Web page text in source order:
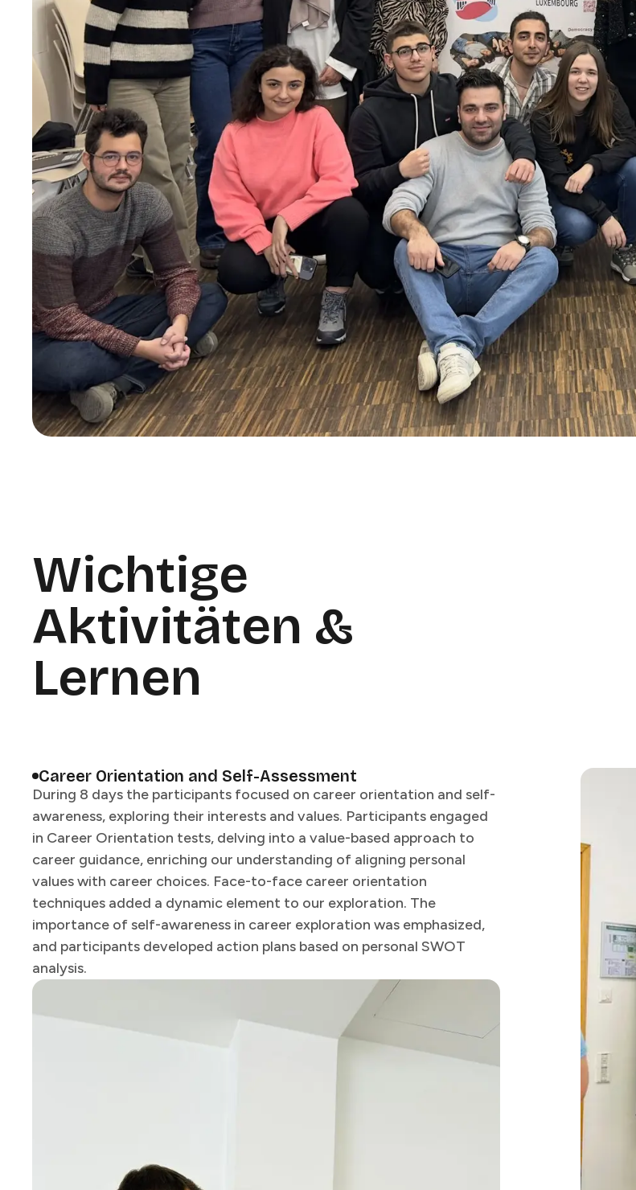
Wichtige
Aktivitäten &
Lernen
Career Orientation and Self-Assessment​​​​‌ ‍ ​‍​‍‌‍ ‌ ​‍‌‍‍‌‌‍‌ ‌‍‍‌‌‍ ‍​‍​‍​ ‍‍​‍​‍‌ ​ ‌‍​‌‌‍ ‍‌‍‍‌‌ ‌​‌ ‍‌​‍ ‍‌‍‍‌‌‍ ​‍​‍​‍ ​​‍​‍‌‍‍​‌ ​‍‌‍‌‌‌‍‌‍​‍​‍​ ‍‍​‍​‍​‍ ‌ ​ ‌ ‌​‌ ‌‌‌‍‌​‌‍‍‌‌‍ ​‍ ‌‍‍‌‌‍ ‍‌ ‌​‌‍‌‌‌‍ ‍‌ ‌​​‍ ‌‍‌‌‌‍‌​‌‍‍‌‌ ‌​​‍ ‌‍ ‌‌‍ ‌‍‌​‌‍‌‌​ ‌‌ ​​‌ ​‍‌‍‌‌‌ ​ ‌‍‌‌‌‍ ‍‌ ‌​‌‍​‌‌ ‌​‌‍‍‌‌‍ ‌‍ ‍​ ‍ ‌‍‍‌‌‍‌​​ ‌‌‍​‌‌‍​‌​ ​​​ ​‍​ ​‌‌‍‌​​ ‌‌​ ​‌​‍ ‌‌‍​ ​ ‌​​ ​ ​ ‍​​‍ ‌​ ‌​​ ‍‌‌‍‌​‌‍​ ​‍ ‌​ ‍​‌‍‌‌‌‍‌‌‌‍​ ​‍ ‌‌‍‌‍​ ​ ​ ‌​​ ​​​ ​​​ ‌‍​ ‌‍​ ​‌‌‍‌‍‌‍​‍​ ‌‍‌‍​‍​ ‍ ‌ ‌​‌ ‍‌‌ ​​‌‍‌‌​ ‌‌ ​​‌ ​‍‌‍ ‌‍‍‍‌‍‌‌‌‍​ ‌ ‌​​ ‍ ‌ ​​‌‍​‌‌ ‌​‌‍‍​​ ‌‌‍‍ ‌‍‌‌‌ ‍‌‌​​‌‌‍​ ‌ ‌​‌‍‍‌‌ ‌‍‌‍‍‌‌ ‌​‌‍‍‌‌‍‌‌‌ ​ ​‍‌‌​ ‌‌‌​​‍‌‌ ‌‍‍ ‌‍‌‌‌ ‍‌​‍‌‌​ ​ ‌​‌​​‍‌‌​ ​ ‌​‌​​‍‌‌​ ​‍​ ​‍​ ​‍​ ‍​​ ‌ ‌‍​‍‌‍‌‌​ ‌‍​ ‍‌‌‍‌‍​ ‌​‌‍‌‌​ ‌‌‌‍‌‍​‍‌‌​ ​‍​ ​‍​‍‌‌​ ‌‌‌​‌​​‍ ‍‌ ‌​‌‍‍‌‌ ‌​‌‍ ​‌‍‌‌​ ‌‍​‍‌‍​‌‌ ​ ‌‍‌‌‌‌‌‌‌ ​‍‌‍ ​​ ‌​‍‌‌​ ​‍‌​‌‍‌ ​ ‌ ‌​‌ ‌‌‌‍‌​‌‍‍‌‌‍ ​‍‌‍‌‍‍‌‌‍‌​​ ‌‌‍​‌‌‍​‌​ ​​​ ​‍​ ​‌‌‍‌​​ ‌‌​ ​‌​‍ ‌‌‍​ ​ ‌​​ ​ ​ ‍​​‍ ‌​ ‌​​ ‍‌‌‍‌​‌‍​ ​‍ ‌​ ‍​‌‍‌‌‌‍‌‌‌‍​ ​‍ ‌‌‍‌‍​ ​ ​ ‌​​ ​​​ ​​​ ‌‍​ ‌‍​ ​‌‌‍‌‍‌‍​‍​ ‌‍‌‍​‍​‍‌‍‌ ‌​‌ ‍‌‌ ​​‌‍‌‌​ ‌‌ ​​‌ ​‍‌‍ ‌‍‍‍‌‍‌‌‌‍​ ‌ ‌​​‍‌‍‌ ​​‌‍​‌‌ ‌​‌‍‍​​ ‌‌‍‍ ‌‍‌‌‌ ‍‌‌​​‌‌‍​ ‌ ‌​‌‍‍‌‌ ‌‍‌‍‍‌‌ ‌​‌‍‍‌‌‍‌‌‌ ​ ​‍‌‌​ ‌‌‌​​‍‌‌ ‌‍‍ ‌‍‌‌‌ ‍‌​‍‌‌​ ​ ‌​‌​​‍‌‌​ ​ ‌​‌​​‍‌‌​ ​‍​ ​‍​ ​‍​ ‍​​ ‌ ‌‍​‍‌‍‌‌​ ‌‍​ ‍‌‌‍‌‍​ ‌​‌‍‌‌​ ‌‌‌‍‌‍​‍‌‌​ ​‍​ ​‍​‍‌‌​ ‌‌‌​‌​​‍ ‍‌ ‌​‌‍‍‌‌ ‌​‌‍ ​‌‍‌‌​‍‌‍‌ ​​‌‍‌‌‌ ​‍‌ ​ ‌ ​​‌‍‌‌‌‍​ ‌ ‌​‌‍‍‌‌ ‌‍‌‍‌‌​ ‌‌ ​​‌ ‌‌‌‍​‍‌‍ ​‌‍‍‌‌ ​ ‌‍‍​‌‍‌‌‌‍‌​​‍​‍‌ ‌
During 8 days the participants focused on career orientation and self-
awareness, exploring their interests and values. Participants engaged
in Career Orientation tests, delving into a value-based approach to
career guidance, enriching our understanding of aligning personal
values with career choices. Face-to-face career orientation
techniques added a dynamic element to our exploration. The
importance of self-awareness in career exploration was emphasized,
and participants developed action plans based on personal SWOT
analysis. ​​​​‌ ‍ ​‍​‍‌‍ ‌ ​‍‌‍‍‌‌‍‌ ‌‍‍‌‌‍ ‍​‍​‍​ ‍‍​‍​‍‌ ​ ‌‍​‌‌‍ ‍‌‍‍‌‌ ‌​‌ ‍‌​‍ ‍‌‍‍‌‌‍ ​‍​‍​‍ ​​‍​‍‌‍‍​‌ ​‍‌‍‌‌‌‍‌‍​‍​‍​ ‍‍​‍​‍​‍ ‌ ​ ‌ ‌​‌ ‌‌‌‍‌​‌‍‍‌‌‍ ​‍ ‌‍‍‌‌‍ ‍‌ ‌​‌‍‌‌‌‍ ‍‌ ‌​​‍ ‌‍‌‌‌‍‌​‌‍‍‌‌ ‌​​‍ ‌‍ ‌‌‍ ‌‍‌​‌‍‌‌​ ‌‌ ​​‌ ​‍‌‍‌‌‌ ​ ‌‍‌‌‌‍ ‍‌ ‌​‌‍​‌‌ ‌​‌‍‍‌‌‍ ‌‍ ‍​ ‍ ‌‍‍‌‌‍‌​​ ‌‌‍​‌‌‍​‌​ ​​​ ​‍​ ​‌‌‍‌​​ ‌‌​ ​‌​‍ ‌‌‍​ ​ ‌​​ ​ ​ ‍​​‍ ‌​ ‌​​ ‍‌‌‍‌​‌‍​ ​‍ ‌​ ‍​‌‍‌‌‌‍‌‌‌‍​ ​‍ ‌‌‍‌‍​ ​ ​ ‌​​ ​​​ ​​​ ‌‍​ ‌‍​ ​‌‌‍‌‍‌‍​‍​ ‌‍‌‍​‍​ ‍ ‌ ‌​‌ ‍‌‌ ​​‌‍‌‌​ ‌‌ ​​‌ ​‍‌‍ ‌‍‍‍‌‍‌‌‌‍​ ‌ ‌​​ ‍ ‌ ​​‌‍​‌‌ ‌​‌‍‍​​ ‌‌‍‍ ‌‍‌‌‌ ‍‌‌​​‌‌‍​ ‌ ‌​‌‍‍‌‌ ‌‍‌‍‍‌‌ ‌​‌‍‍‌‌‍‌‌‌ ​ ​‍‌‌​ ‌‌‌​​‍‌‌ ‌‍‍ ‌‍‌‌‌ ‍‌​‍‌‌​ ​ ‌​‌​​‍‌‌​ ​ ‌​‌​​‍‌‌​ ​‍​ ​‍​ ​‍​ ‍​​ ‌ ‌‍​‍‌‍‌‌​ ‌‍​ ‍‌‌‍‌‍​ ‌​‌‍‌‌​ ‌‌‌‍‌‍​‍‌‌​ ​‍​ ​‍​‍‌‌​ ‌‌‌​‌​​‍ ‍‌‍‌​‌‍‌‌‌ ​ ‌‍​ ‌ ​‍‌‍‍‌‌ ​​‌ ‌​‌‍‍‌‌‍ ‌‍ ‍​ ‌‍​‍‌‍​‌‌ ​ ‌‍‌‌‌‌‌‌‌ ​‍‌‍ ​​ ‌​‍‌‌​ ​‍‌​‌‍‌ ​ ‌ ‌​‌ ‌‌‌‍‌​‌‍‍‌‌‍ ​‍‌‍‌‍‍‌‌‍‌​​ ‌‌‍​‌‌‍​‌​ ​​​ ​‍​ ​‌‌‍‌​​ ‌‌​ ​‌​‍ ‌‌‍​ ​ ‌​​ ​ ​ ‍​​‍ ‌​ ‌​​ ‍‌‌‍‌​‌‍​ ​‍ ‌​ ‍​‌‍‌‌‌‍‌‌‌‍​ ​‍ ‌‌‍‌‍​ ​ ​ ‌​​ ​​​ ​​​ ‌‍​ ‌‍​ ​‌‌‍‌‍‌‍​‍​ ‌‍‌‍​‍​‍‌‍‌ ‌​‌ ‍‌‌ ​​‌‍‌‌​ ‌‌ ​​‌ ​‍‌‍ ‌‍‍‍‌‍‌‌‌‍​ ‌ ‌​​‍‌‍‌ ​​‌‍​‌‌ ‌​‌‍‍​​ ‌‌‍‍ ‌‍‌‌‌ ‍‌‌​​‌‌‍​ ‌ ‌​‌‍‍‌‌ ‌‍‌‍‍‌‌ ‌​‌‍‍‌‌‍‌‌‌ ​ ​‍‌‌​ ‌‌‌​​‍‌‌ ‌‍‍ ‌‍‌‌‌ ‍‌​‍‌‌​ ​ ‌​‌​​‍‌‌​ ​ ‌​‌​​‍‌‌​ ​‍​ ​‍​ ​‍​ ‍​​ ‌ ‌‍​‍‌‍‌‌​ ‌‍​ ‍‌‌‍‌‍​ ‌​‌‍‌‌​ ‌‌‌‍‌‍​‍‌‌​ ​‍​ ​‍​‍‌‌​ ‌‌‌​‌​​‍ ‍‌‍‌​‌‍‌‌‌ ​ ‌‍​ ‌ ​‍‌‍‍‌‌ ​​‌ ‌​‌‍‍‌‌‍ ‌‍ ‍​‍‌‍‌ ​​‌‍‌‌‌ ​‍‌ ​ ‌ ​​‌‍‌‌‌‍​ ‌ ‌​‌‍‍‌‌ ‌‍‌‍‌‌​ ‌‌ ​​‌ ‌‌‌‍​‍‌‍ ​‌‍‍‌‌ ​ ‌‍‍​‌‍‌‌‌‍‌​​‍​‍‌ ‌